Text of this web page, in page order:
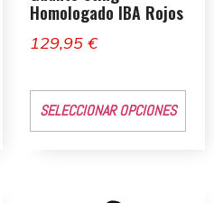
Homologado IBA Rojos
129,95 €
SELECCIONAR OPCIONES